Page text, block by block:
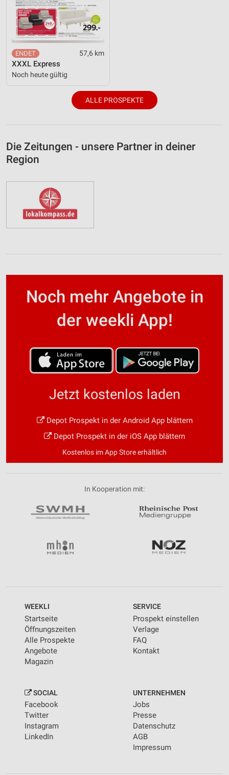
57,6 km
XXXL Express
Noch heute gültig
ALLE PROSPEKTE
Die Zeitungen - unsere Partner in deiner
Region
Noch mehr Angebote in
der weekli App!
Jetzt kostenlos laden
Depot Prospekt in der Android App blättern
Depot Prospekt in der iOS App blättern
Kostenlos im App Store erhältlich
In Kooperation mit:
WEEKLI
Startseite
Öffnungszeiten
Alle Prospekte
Angebote
Magazin
SERVICE
Prospekt einstellen
Verlage
FAQ
Kontakt
SOCIAL
Facebook
Twitter
Instagram
LinkedIn
UNTERNEHMEN
Jobs
Presse
Datenschutz
AGB
Impressum